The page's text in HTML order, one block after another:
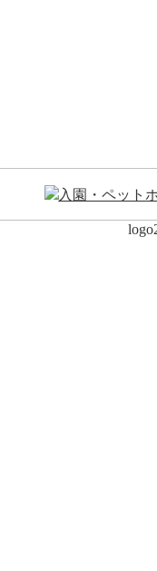
入園・ペット